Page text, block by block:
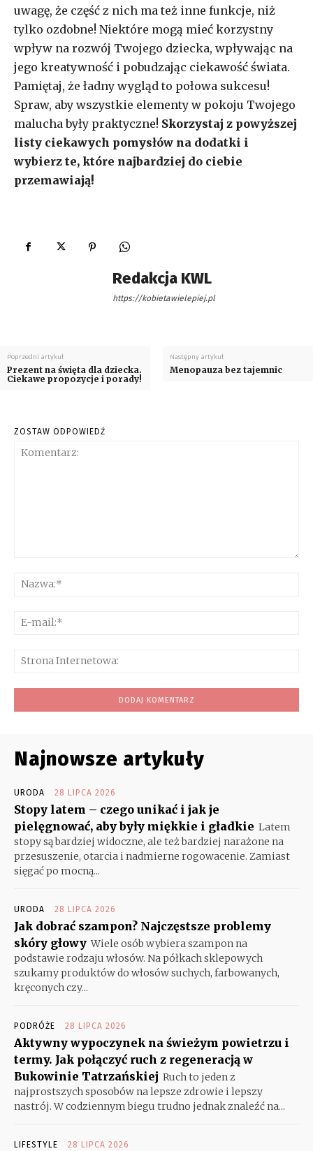
uwagę, że część z nich ma też inne funkcje, niż
tylko ozdobne! Niektóre mogą mieć korzystny
wpływ na rozwój Twojego dziecka, wpływając na
jego kreatywność i pobudzając ciekawość świata.
Pamiętaj, że ładny wygląd to połowa sukcesu!
Spraw, aby wszystkie elementy w pokoju Twojego
malucha były praktyczne! Skorzystaj z powyższej
listy ciekawych pomysłów na dodatki i
wybierz te, które najbardziej do ciebie
przemawiają!
Redakcja KWL
https://kobietawielepiej.pl
Poprzedni artykuł
Prezent na święta dla dziecka.
Ciekawe propozycje i porady!
Następny artykuł
Menopauza bez tajemnic
ZOSTAW ODPOWIEDŹ
Najnowsze artykuły
URODA 28 LIPCA 2026
Stopy latem – czego unikać i jak je
pielęgnować, aby były miękkie i gładkie Latem
stopy są bardziej widoczne, ale też bardziej narażone na
przesuszenie, otarcia i nadmierne rogowacenie. Zamiast
sięgać po mocną...
URODA 28 LIPCA 2026
Jak dobrać szampon? Najczęstsze problemy
skóry głowy Wiele osób wybiera szampon na
podstawie rodzaju włosów. Na półkach sklepowych
szukamy produktów do włosów suchych, farbowanych,
kręconych czy...
PODRÓŻE 28 LIPCA 2026
Aktywny wypoczynek na świeżym powietrzu i
termy. Jak połączyć ruch z regeneracją w
Bukowinie Tatrzańskiej Ruch to jeden z
najprostszych sposobów na lepsze zdrowie i lepszy
nastrój. W codziennym biegu trudno jednak znaleźć na...
LIFESTYLE 28 LIPCA 2026